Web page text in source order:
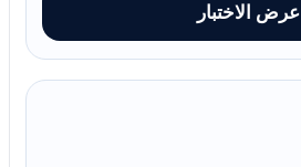
عرض الاختبار